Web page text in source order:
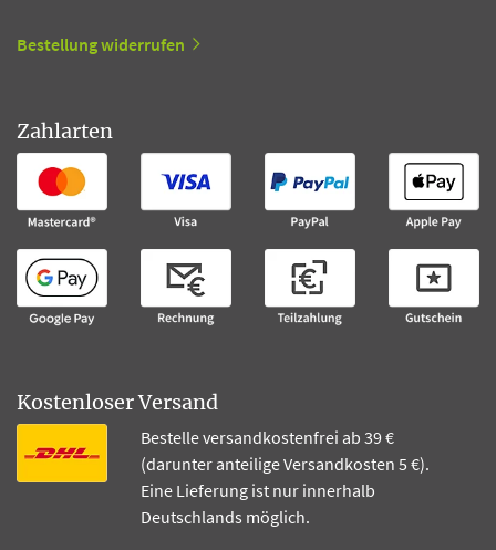
Bestellung widerrufen
Zahlarten
Kostenloser Versand
Bestelle versandkostenfrei ab 39 €
(darunter anteilige Versandkosten 5 €).
Eine Lieferung ist nur innerhalb
Deutschlands möglich.